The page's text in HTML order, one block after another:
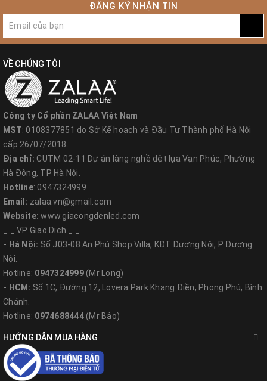
ĐĂNG KÝ NHẬN TIN
VỀ CHÚNG TÔI
Công ty Cổ phần ZALAA Việt Nam
MST: 0108377851 do Sở Kế hoạch và Đầu Tư Thành phố Hà Nội
cấp 26/07/2018.
Địa chỉ: CUTM 02-11 Dự án làng nghề dệt lụa Vạn Phúc, Phường
Hà Đông, TP Hà Nội.
Hotline: 0947324999
Email: zalaa.vn@gmail.com
Website:www.giacongdenled.com
_ _ VP Giao Dịch _ _
- Hà Nội: Số J03-08 An Phú Shop Villa, KĐT Dương Nội, P. Dương
Nội.
Hotline: 0947324999(Mr Long)
- HCM: Số 1C, Đường 12, Lovera Park Khang Điền, Phong Phú, Bình
Chánh.
Hotline: 0974688444(Mr Bảo)
HƯỚNG DẪN MUA HÀNG